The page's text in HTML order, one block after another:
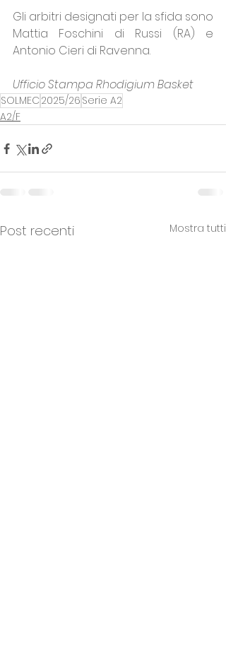
Gli arbitri designati per la sfida sono
Mattia Foschini di Russi (RA) e
Antonio Cieri di Ravenna.
Ufficio Stampa Rhodigium Basket
SOLMEC 2025/26 Serie A2
A2/F
Post recenti Mostra tutti